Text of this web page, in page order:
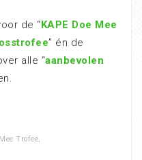
de “KAPE Doe Mee
” én de
alle “aanbevolen
Trofee,